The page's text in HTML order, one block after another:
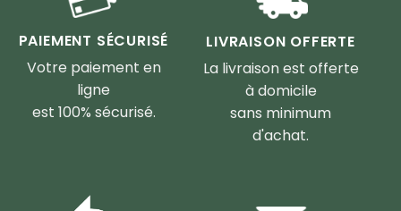
PAIEMENT SÉCURISÉ
Votre paiement en
ligne
est 100% sécurisé.
LIVRAISON OFFERTE
La livraison est offerte
à domicile
sans minimum
d'achat.